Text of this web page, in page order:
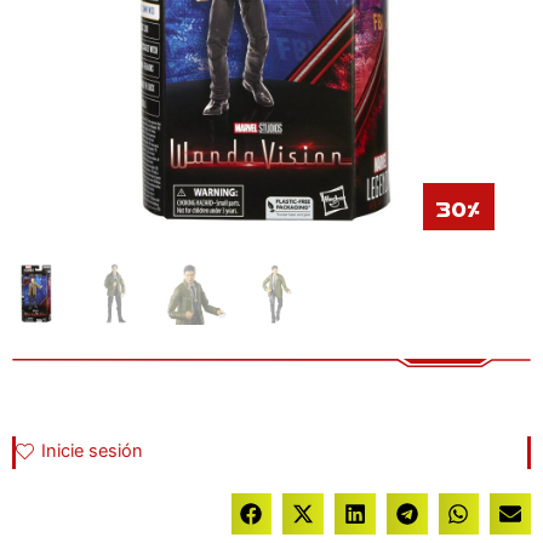
30%
Inicie sesión